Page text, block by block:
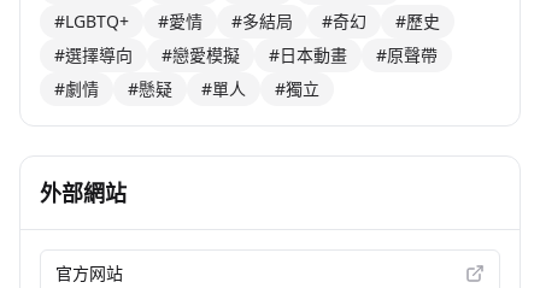
#LGBTQ+
#愛情 #多結局 #奇幻
#歷史
#選擇導向
#戀愛模擬 #日本動畫
#原聲帶
#劇情
#懸疑 #單人 #獨立
外部網站
官方网站